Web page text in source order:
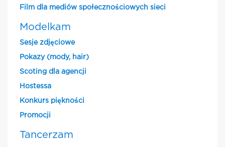
Film dla mediów społecznościowych sieci
Modelkam
Sesje zdjęciowe
Pokazy (mody, hair)
Scoting dla agencji
Hostessa
Konkurs piękności
Promocji
Tancerzam